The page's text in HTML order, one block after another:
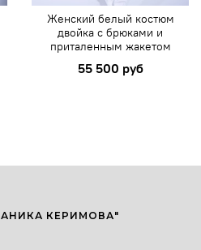
Женский белый костюм
двойка с брюками и
приталенным жакетом
55 500 руб
КЕРИМОВА"